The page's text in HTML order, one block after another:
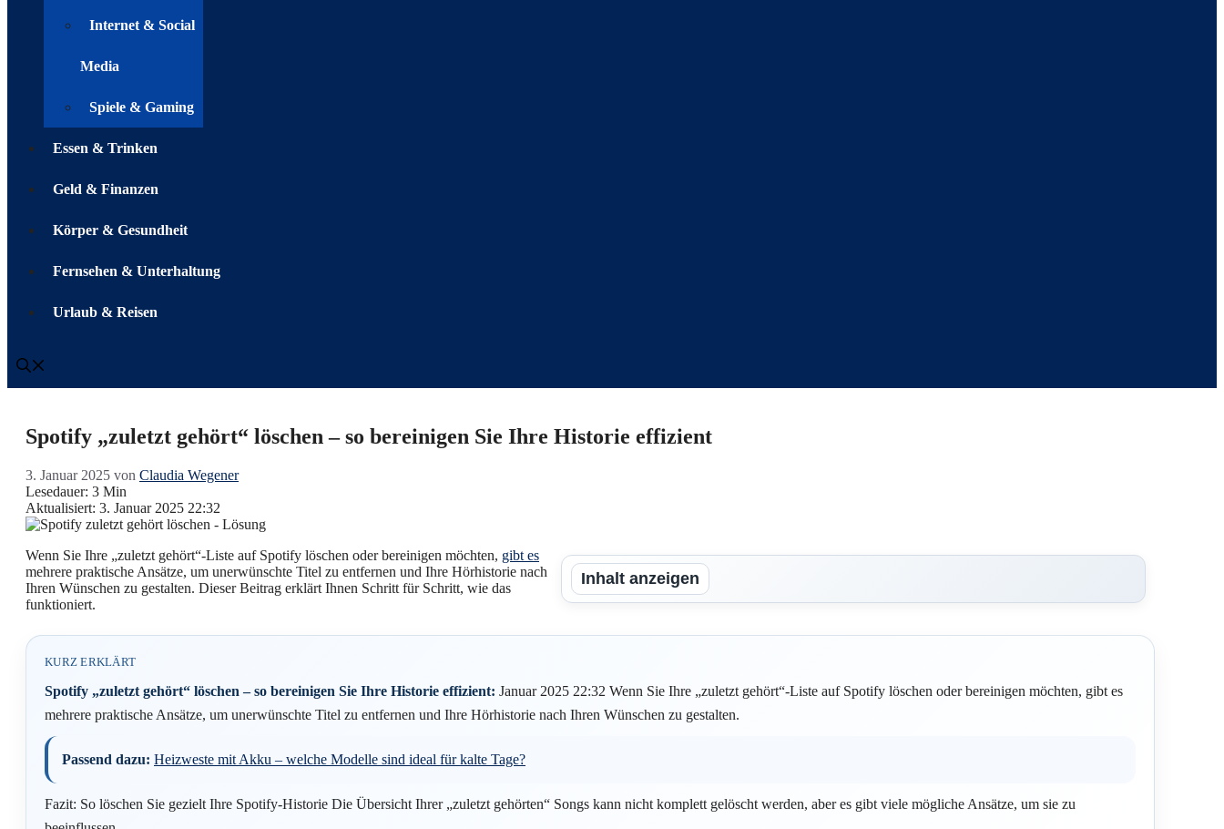
Internet & Social
Media
Spiele & Gaming
Essen & Trinken
Geld & Finanzen
Körper & Gesundheit
Fernsehen & Unterhaltung
Urlaub & Reisen
Spotify „zuletzt gehört“ löschen – so bereinigen Sie Ihre Historie effizient
3. Januar 2025 von Claudia Wegener
Lesedauer: 3 Min
Aktualisiert: 3. Januar 2025 22:32
Inhalt anzeigen
Wenn Sie Ihre „zuletzt gehört“-Liste auf Spotify löschen oder bereinigen möchten, gibt es
mehrere praktische Ansätze, um unerwünschte Titel zu entfernen und Ihre Hörhistorie nach
Ihren Wünschen zu gestalten. Dieser Beitrag erklärt Ihnen Schritt für Schritt, wie das
funktioniert.
KURZ ERKLÄRT
Spotify „zuletzt gehört“ löschen – so bereinigen Sie Ihre Historie effizient: Januar 2025 22:32 Wenn Sie Ihre „zuletzt gehört“-Liste auf Spotify löschen oder bereinigen möchten, gibt es
mehrere praktische Ansätze, um unerwünschte Titel zu entfernen und Ihre Hörhistorie nach Ihren Wünschen zu gestalten.
Passend dazu: Heizweste mit Akku – welche Modelle sind ideal für kalte Tage?
Fazit: So löschen Sie gezielt Ihre Spotify-Historie Die Übersicht Ihrer „zuletzt gehörten“ Songs kann nicht komplett gelöscht werden, aber es gibt viele mögliche Ansätze, um sie zu